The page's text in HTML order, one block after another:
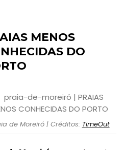
Sun7
somos
Falem
MENOS
DO
de Moreiró | Créditos: TimeOut